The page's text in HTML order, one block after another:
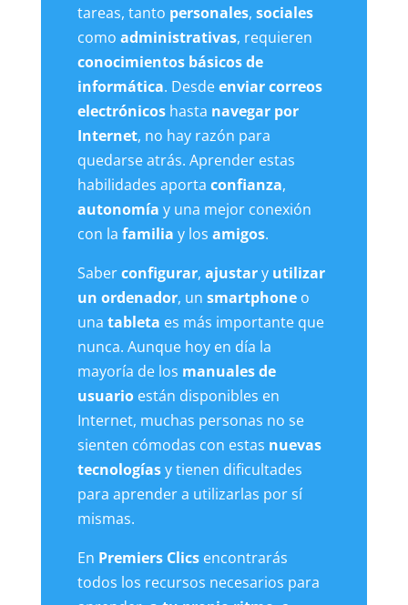
tareas, tanto personales, sociales
como administrativas, requieren
conocimientos básicos de
informática. Desdeenviar correos
electrónicoshasta navegar por
Internet, no hay razón para
quedarse atrás. Aprender estas
habilidades aporta confianza,
autonomía y una mejor conexión
con la familia y los amigos.
Saberconfigurar, ajustary utilizar
un ordenador, un smartphoneo
una tableta es más importante que
nunca. Aunque hoy en día la
mayoría de los manuales de
usuarioestán disponibles en
Internet, muchas personas no se
sienten cómodas con estas nuevas
tecnologíasy tienen dificultades
para aprender a utilizarlas por sí
mismas.
En Premiers Clicsencontrarás
todos los recursos necesarios para